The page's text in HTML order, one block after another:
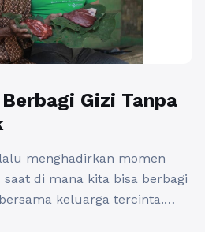
Gizi Tanpa
menghadirkan momen
di mana kita bisa berbagi
keluarga tercinta.